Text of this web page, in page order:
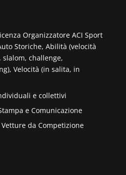
Organizzatore ACI Sport
Storiche, Abilità (velocità
challenge,
Velocità (in salita, in
e collettivi
e Comunicazione
da Competizione